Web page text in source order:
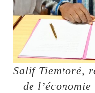
Salif Tiemtoré,
de